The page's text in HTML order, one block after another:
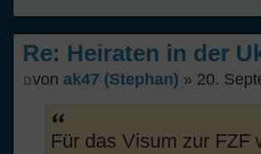
Re: Heiraten in der
von ak47 (Stephan) » 20.
Für das Visum zur FZF